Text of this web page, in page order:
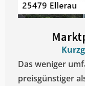
Das weniger
preisgünstiger